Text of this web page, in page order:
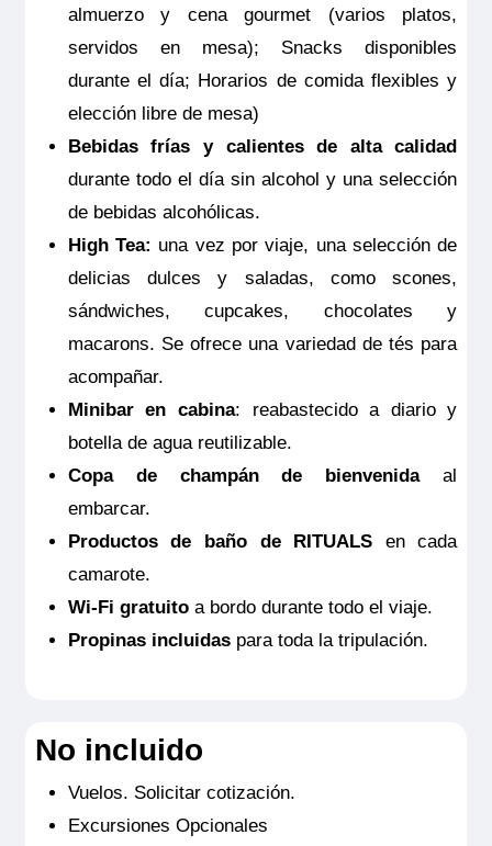
y deberá ser contratado y pagado en el
momento de la confirmación del viaje. Las
coberturas del seguro son válidas
solamente para los servicios contratados
en la propia agencia donde se emitió el
seguro.
almuerzo y cena gourmet (varios platos,
servidos en mesa); Snacks disponibles
durante el día; Horarios de comida flexibles y
elección libre de mesa)
Bebidas frías y calientes de alta calidad
durante todo el día sin alcohol y una selección
de bebidas alcohólicas.
High Tea: una vez por viaje, una selección de
delicias dulces y saladas, como scones,
sándwiches, cupcakes, chocolates y
macarons. Se ofrece una variedad de tés para
acompañar.
Minibar en cabina: reabastecido a diario y
botella de agua reutilizable.
Copa de champán de bienvenidaal
embarcar.
Productos de baño de RITUALS en cada
camarote.
Wi-Fi gratuitoa bordo durante todo el viaje.
Propinas incluidaspara toda la tripulación.
No incluido
Vuelos. Solicitar cotización.
Excursiones Opcionales